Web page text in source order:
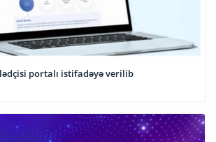
portalı istifadəyə verilib